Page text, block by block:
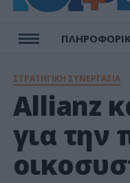
ΣΤΡΑΤΗΓΙΚΗ ΣΥΝΕΡΓΑΣΙΑ
Allianz
για την